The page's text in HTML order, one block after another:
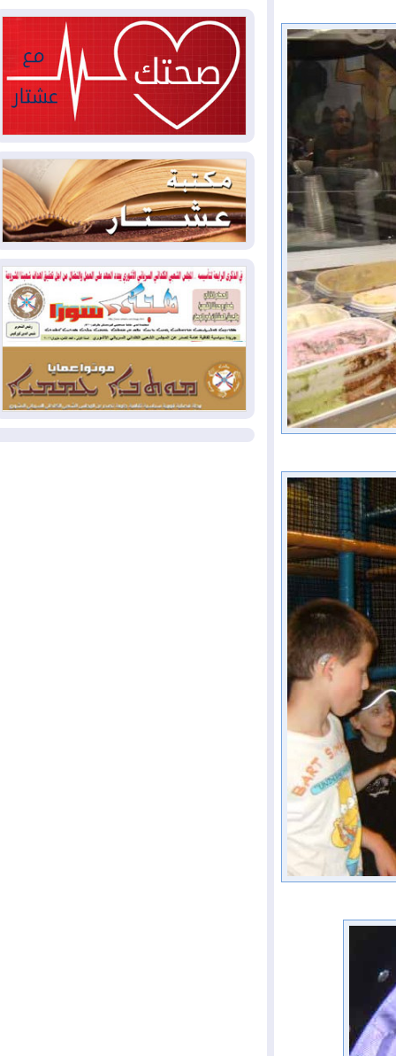
2026-08-03
العراق يؤكد مجدداً التزامه
بمنع الهجمات على الدول المجاورة
2026-08-03
العجز والاقتراض يطوقان
المالية العراقية.. اقتراض يتجاوز 3 تريليونات
دينار!
2026-08-03كوبا تغرق في الظلام مجددا
وانهيار الشبكة الكهربائية
2026-08-03
أوامر بإجلاء 60 ألف شخص
بسبب الحرائق في ولاية واشنطن
2026-08-02
مشروع "حسابي" يُمهل
الموظفين حتى نهاية أغسطس لاستلام
بطاقاتهم المصرفية
2026-08-02دمشق وعمّان تحذران بغداد:
أي هجوم من أراضي العراق سيواجه برد